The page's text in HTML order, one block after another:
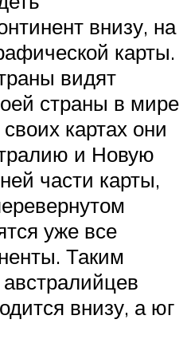
внизу, на
карты.
видят
страны в мире
картах они
и Новую
части карты,
уже все
Таким
внизу, а юг